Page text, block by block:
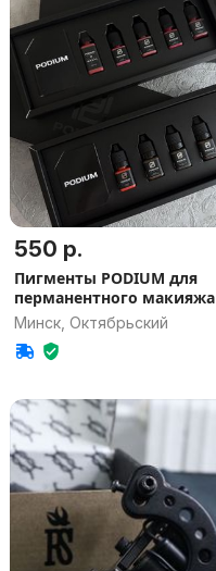
550 р.
Пигменты PODIUM для
перманентного макияжа
Минск, Октябрьский